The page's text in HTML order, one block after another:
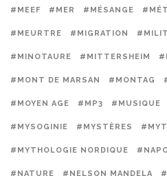
#MEEF #MER #MÉSANGE
#MEURTRE #MIGRATION
#MINOTAURE #MITTERSHEIM
#MONT DE MARSAN #MONTAG
#MOYEN AGE #MP3 #MUSIQUE
#MYSOGINIE #MYSTÈRES
#MYTHOLOGIE NORDIQUE
#NATURE #NELSON MANDELA